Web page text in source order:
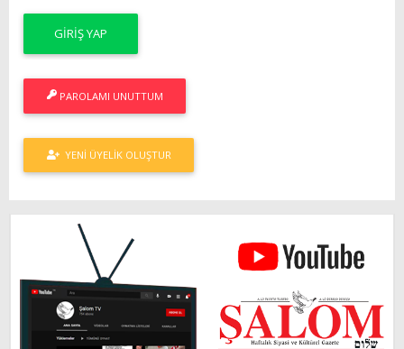
PAROLAMI UNUTTUM
YENI ÜYELIK OLUŞTUR